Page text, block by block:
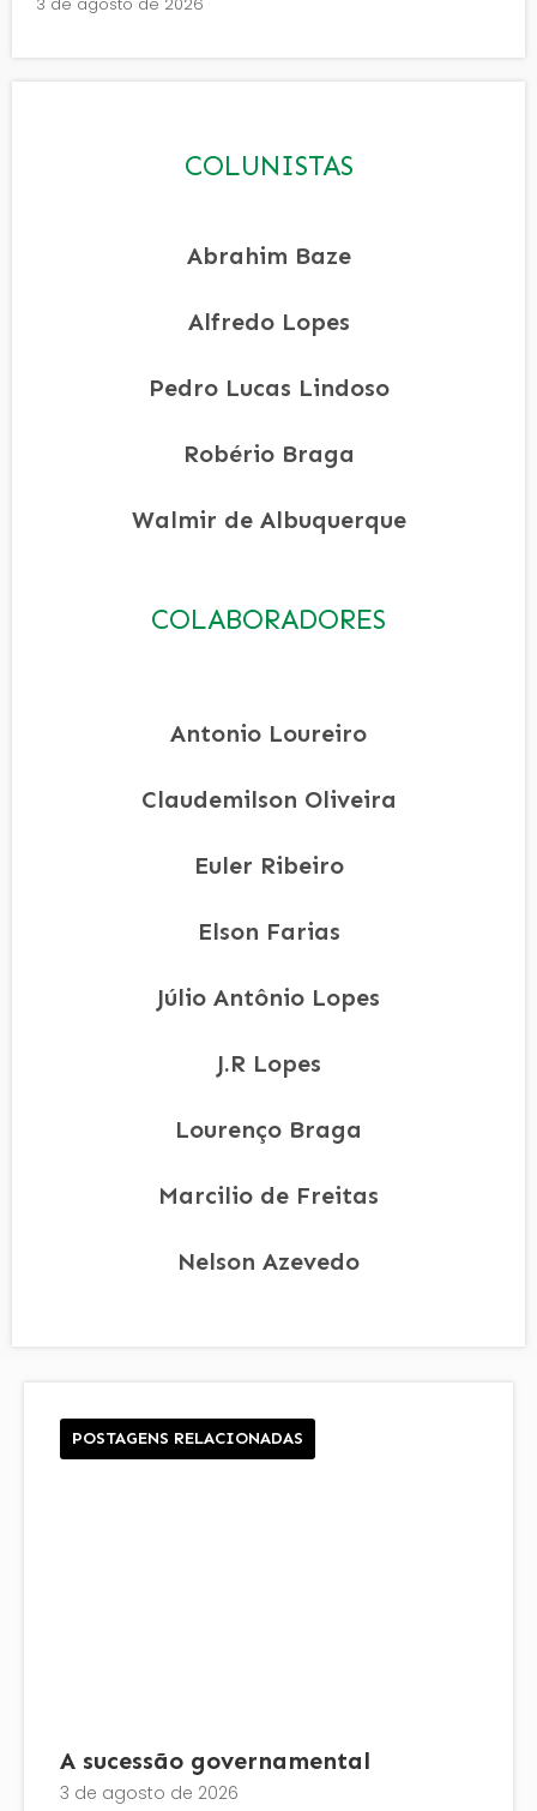
3 de agosto de 2026
COLUNISTAS
Abrahim Baze
Alfredo Lopes
Pedro Lucas Lindoso
Robério Braga
Walmir de Albuquerque
COLABORADORES
Antonio Loureiro
Claudemilson Oliveira
Euler Ribeiro
Elson Farias
Júlio Antônio Lopes
J.R Lopes
Lourenço Braga
Marcilio de Freitas
Nelson Azevedo
POSTAGENS RELACIONADAS
A sucessão governamental
3 de agosto de 2026